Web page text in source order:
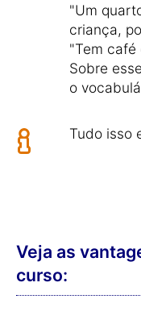
"Um
criança,
"Tem café
Sobre
o
Tudo isso
Veja as
curso: